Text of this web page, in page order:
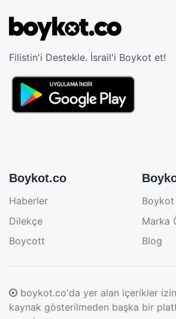
Filistin'i Destekle. İsrail'i Boykot et!
Boykot.co
Haberler
Dilekçe
Boycott
Marka
Blog
boykot.co'da yer alan içerikler
kaynak gösterilmeden başka bir